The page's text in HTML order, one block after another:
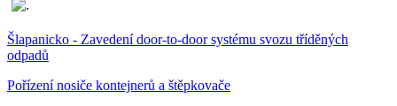
Šlapanicko - Zavedení door-to-door systému svozu tříděných
odpadů
Pořízení nosiče kontejnerů a štěpkovače